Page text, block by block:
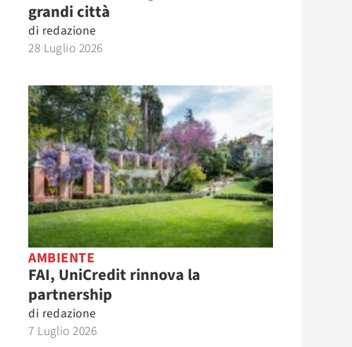
grandi città
di redazione
28 Luglio 2026
AMBIENTE
FAI, UniCredit rinnova la
partnership
di redazione
7 Luglio 2026